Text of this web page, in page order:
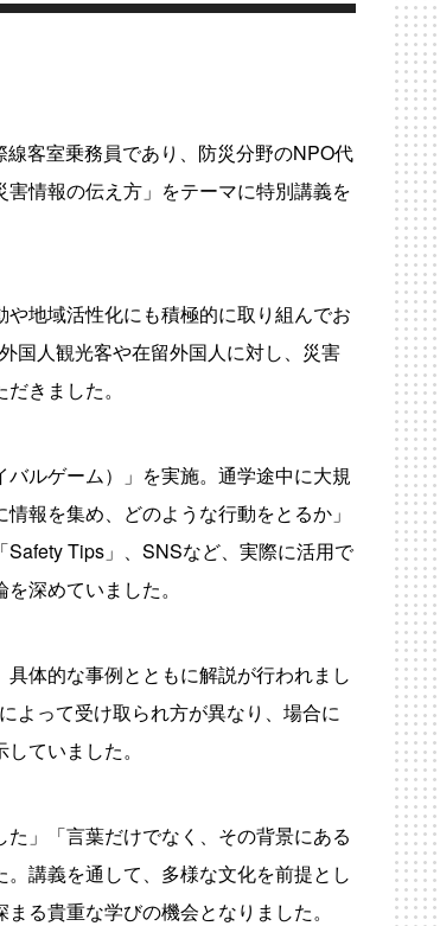
客室乗務員であり、防災分野のNPO代
情報の伝え方」をテーマに特別講義を
地域活性化にも積極的に取り組んでお
国人観光客や在留外国人に対し、災害
きました。
ルゲーム）」を実施。通学途中に大規
報を集め、どのような行動をとるか」
Tips」、SNSなど、実際に活用で
深めていました。
体的な事例とともに解説が行われまし
よって受け取られ方が異なり、場合に
ていました。
」「言葉だけでなく、その背景にある
講義を通して、多様な文化を前提とし
る貴重な学びの機会となりました。